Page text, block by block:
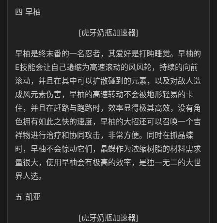
四 早柚
[虎牙奶瓶加速器]
早柚是终末番的一名忍者，其爱好是打盹睡觉。早柚的
E技能会让自己蜷缩为高速滚动的风风轮，持续的向前
滚动，并且在其中可以扩散碰到的元素，以及对敌人造
成风元素伤害，早柚的高速转动不会被地形轻易的卡
住，并且在赶路与跑路时，效率显得极其高效，没有角
色拥有如此之快的速度，早柚的大招还可以召唤一个吉
祥物进行治疗和协同攻击，非常方便。同时在抓晶蝶
时，早柚不会惊动它们，晶蝶作为浓缩树脂的材料需求
量很大，使用早柚会有极高的效率，是独一无二的大世
界人选。
五 凯亚
[虎牙奶瓶加速器]